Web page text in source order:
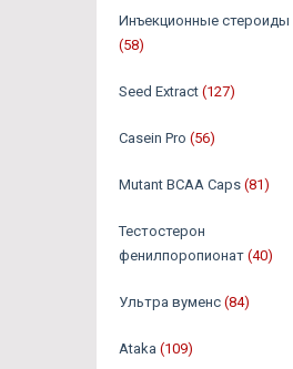
Инъекционные стероиды
(58)
Seed Extract (127)
Casein Pro (56)
Mutant BCAA Caps (81)
Тестостерон
фенилпоропионат (40)
Ультра вуменс (84)
Ataka (109)